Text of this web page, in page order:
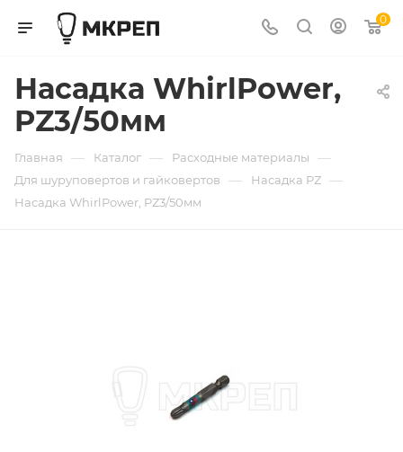
0
Насадка WhirlPower,
PZ3/50мм
Главная — Каталог — Расходные материалы —
Для шуруповертов и гайковертов — Насадка РZ —
Насадка WhirlPower, PZ3/50мм